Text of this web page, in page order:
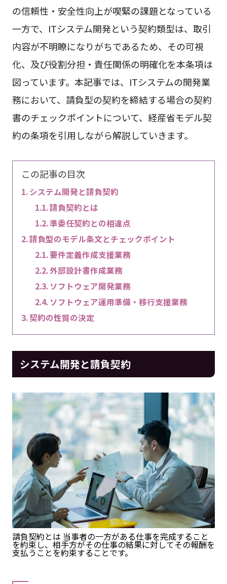
の信頼性・安全性向上が喫緊の課題となっている
一方で、ITシステム開発という契約類型は、取引
内容が不明瞭になりがちであるため、その可視
化、及び役割分担・責任関係の明確化を本条項は
図っています。本記事では、ITシステムの開発業
務において、請負型の契約を締結する場合の契約
書のチェックポイントについて、経産省モデル契
約の条項を引用しながら解説していきます。
この記事の目次
システム開発と請負契約
請負契約とは
準委任契約との相違点
請負型のモデル条文とチェックポイント
要件定義作成支援業務
外部設計書作成業務
ソフトウェア開発業務
ソフトウェア運用準備・移行支援業務
契約の性質の決定
システム開発と請負契約
請負契約とは 当事者の一方がある仕事を完成すること
を約束し、相手方がその仕事の結果に対してその報酬を
支払うことを約束することです。